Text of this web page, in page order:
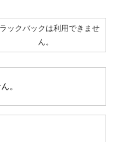
ラックバックは利用できませ
ん。
。